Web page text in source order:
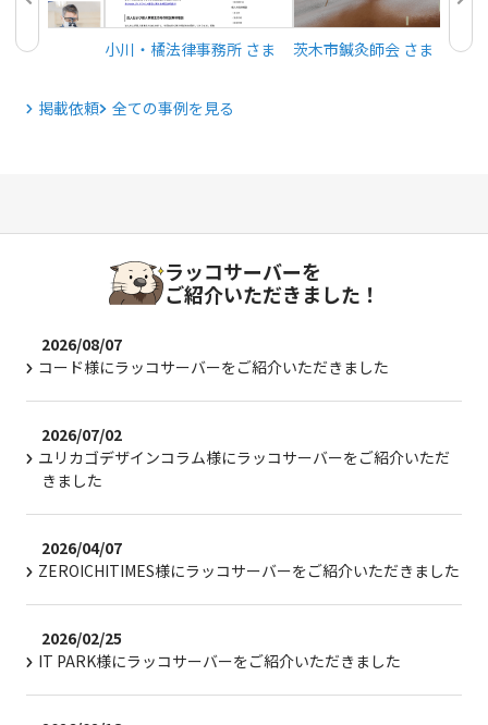
さま 小川・橘法律事務所 さま 茨木市鍼灸師会 さま
掲載依頼 全ての事例を見る
ラッコサーバーを
ご紹介いただきました！
2026/08/07
コード様にラッコサーバーをご紹介いただきました
2026/07/02
ユリカゴデザインコラム様にラッコサーバーをご紹介いただ
きました
2026/04/07
ZEROICHITIMES様にラッコサーバーをご紹介いただきました
2026/02/25
IT PARK様にラッコサーバーをご紹介いただきました